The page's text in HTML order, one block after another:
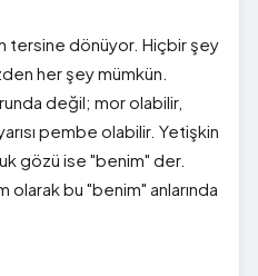
tersine dönüyor. Hiçbir şey
her şey mümkün.
değil; mor olabilir,
pembe olabilir. Yetişkin
gözü ise "benim" der.
olarak bu "benim" anlarında